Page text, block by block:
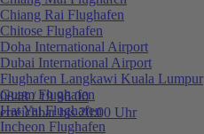
0848 / 19 96 00
erreichbar bis 20:00 Uhr
Chiang Rai Flughafen
Chitose Flughafen
Doha International Airport
Dubai International Airport
Flughafen Langkawi Kuala Lumpur
Guam Flughafen
Hat Yai Flughafen
Incheon Flughafen